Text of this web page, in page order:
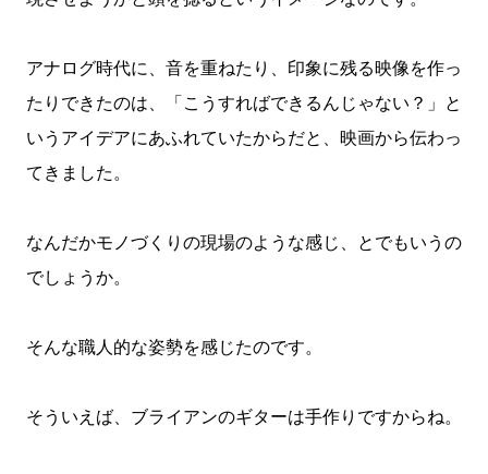
アナログ時代に、音を重ねたり、印象に残る映像を作っ
たりできたのは、「こうすればできるんじゃない？」と
いうアイデアにあふれていたからだと、映画から伝わっ
てきました。
なんだかモノづくりの現場のような感じ、とでもいうの
でしょうか。
そんな職人的な姿勢を感じたのです。
そういえば、ブライアンのギターは手作りですからね。